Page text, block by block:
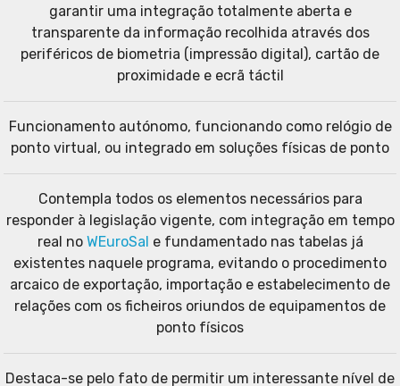
garantir uma integração totalmente aberta e
transparente da informação recolhida através dos
periféricos de biometria (impressão digital), cartão de
proximidade e ecrã táctil
Funcionamento autónomo, funcionando como relógio de
ponto virtual, ou integrado em soluções físicas de ponto
Contempla todos os elementos necessários para
responder à legislação vigente, com integração em tempo
real no WEuroSal e fundamentado nas tabelas já
existentes naquele programa, evitando o procedimento
arcaico de exportação, importação e estabelecimento de
relações com os ficheiros oriundos de equipamentos de
ponto físicos
Destaca-se pelo fato de permitir um interessante nível de